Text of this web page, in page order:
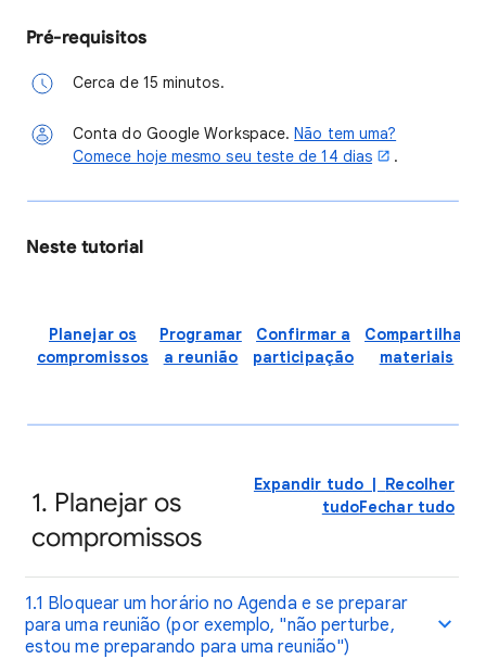
Pré-requisitos
Cerca de 15 minutos.
Conta do Google Workspace. Não tem uma?
Comece hoje mesmo seu teste de 14 dias
.
Neste tutorial
Planejar os
compromissos
Programar
a reunião
Confirmar a
participação
Compartilhar
materiais
1. Planejar os
compromissos
Expandir tudo| Recolher
tudoFechar tudo
1.1 Bloquear um horário no Agenda e se preparar
para uma reunião (por exemplo, "não perturbe,
estou me preparando para uma reunião")